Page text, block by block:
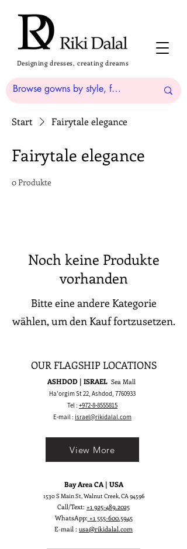
Designing dresses, creating dreams
Start Fairytale elegance
Fairytale elegance
0 Produkte
Noch keine Produkte
vorhanden
Bitte eine andere Kategorie
wählen, um den Kauf fortzusetzen.
OUR FLAGSHIP LOCATIONS
ASHDOD | ISRAEL Sea Mall
Ha'orgim St 22, Ashdod, 7760933
Tel : +972-8-8555815
E-mail : israel@rikidalal.com
Bay Area CA | USA
1530 S Main St, Walnut Creek, CA 94596
Call/Text: +1 925-489.2025
WhatsApp: +1 555-600.5945
E-mail : usa@rikidalal.com
View More